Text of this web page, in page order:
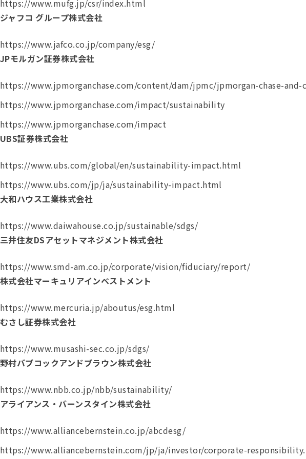
https://www.mufg.jp/csr/index.html
ジャフコ グループ株式会社
https://www.jafco.co.jp/company/esg/
JPモルガン証券株式会社
https://www.jpmorganchase.com/content/dam/jpmc/jpmorgan-chase-
https://www.jpmorganchase.com/impact/sustainability
https://www.jpmorganchase.com/impact
UBS証券株式会社
https://www.ubs.com/global/en/sustainability-impact.html
https://www.ubs.com/jp/ja/sustainability-impact.html
大和ハウス工業株式会社
https://www.daiwahouse.co.jp/sustainable/sdgs/
三井住友DSアセットマネジメント株式会社
https://www.smd-am.co.jp/corporate/vision/fiduciary/report/
株式会社マーキュリアインベストメント
https://www.mercuria.jp/aboutus/esg.html
むさし証券株式会社
https://www.musashi-sec.co.jp/sdgs/
野村バブコックアンドブラウン株式会社
https://www.nbb.co.jp/nbb/sustainability/
アライアンス・バーンスタイン株式会社
https://www.alliancebernstein.co.jp/abcdesg/
https://www.alliancebernstein.com/jp/ja/investor/corporate-